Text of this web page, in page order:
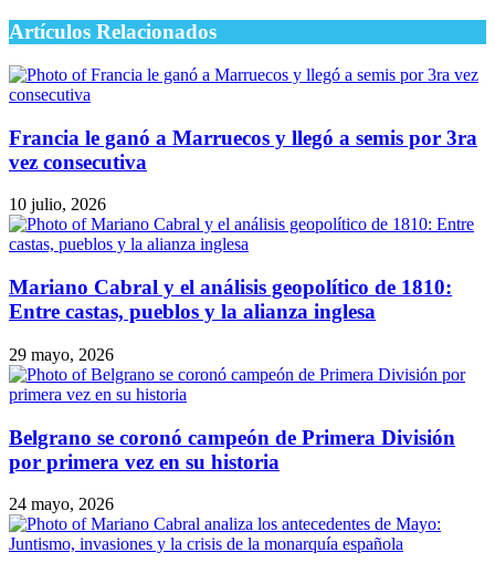
Artículos Relacionados
Francia le ganó a Marruecos y llegó a semis por 3ra
vez consecutiva
10 julio, 2026
Mariano Cabral y el análisis geopolítico de 1810:
Entre castas, pueblos y la alianza inglesa
29 mayo, 2026
Belgrano se coronó campeón de Primera División
por primera vez en su historia
24 mayo, 2026